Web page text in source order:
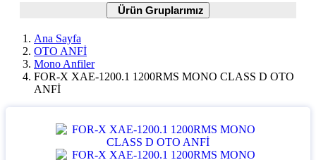
Ürün
Gruplarımız
Ürün Gruplarımız
Ana Sayfa
OTO ANFİ
Mono Anfiler
FOR-X XAE-1200.1 1200RMS MONO CLASS D OTO
ANFİ